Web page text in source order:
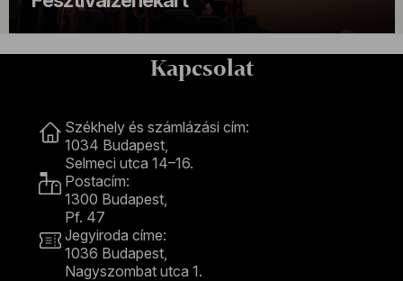
Kapcsolat
Székhely és számlázási cím:
1034 Budapest,
Selmeci utca 14–16.
Postacím:
1300 Budapest,
Pf. 47
Jegyiroda címe:
1036 Budapest,
Nagyszombat utca 1.